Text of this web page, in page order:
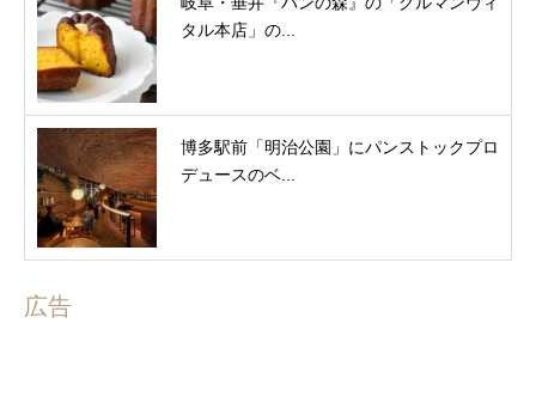
タル本店」の...
博多駅前「明治公園」にパンストックプロ
デュースのベ...
広告